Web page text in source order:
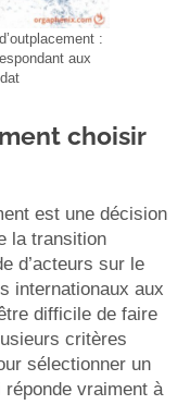
:
aux
choisir
est une décision
la transition
d’acteurs sur le
internationaux aux
difficile de faire
critères
sélectionner un
vraiment à